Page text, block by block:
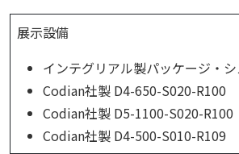
展示設備
インテグリアル製パッケージ・
Codian社製 D4-650-S020-R100
Codian社製 D5-1100-S020-R100
Codian社製 D4-500-S010-R109